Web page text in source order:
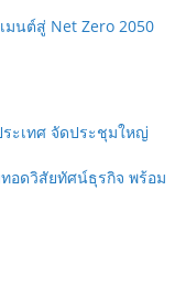
มนต์สู่ Net Zero 2050
ะเทศ จัดประชุมใหญ่
อดวิสัยทัศน์ธุรกิจ พร้อม